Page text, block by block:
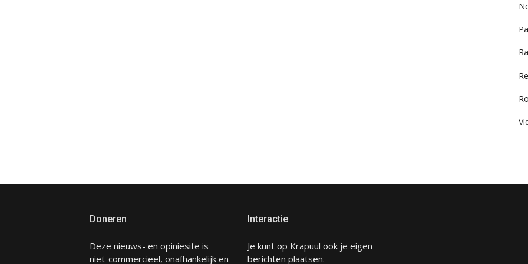
Doneren
Deze nieuws- en opiniesite is
niet-commercieel, onafhankelijk en
Interactie
Je kunt op Krapuul ook je eigen
berichten plaatsen.